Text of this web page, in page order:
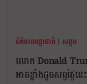
ព័ត៌មានអន្តរជាតិ | សង្គម
លោក Donald
អាចខ្លាំងដូចសព្វថ្ងៃន